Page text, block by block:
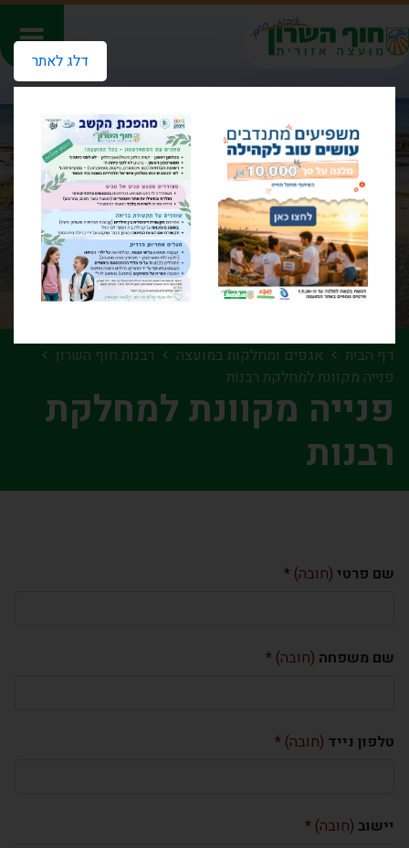
דלג לאתר
דף הבית אגפים ומחלקות במועצה
רבנות חוף השרון
פנייה מקוונת למחלקת רבנות
פנייה מקוונת למחלקת
רבנות
שם פרטי (חובה)
שם משפחה (חובה)
טלפון נייד (חובה)
יישוב (חובה)